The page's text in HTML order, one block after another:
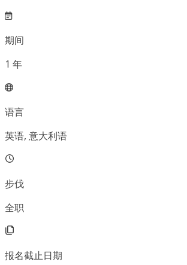
期间
1 年
语言
英语, 意大利语
步伐
全职
报名截止日期